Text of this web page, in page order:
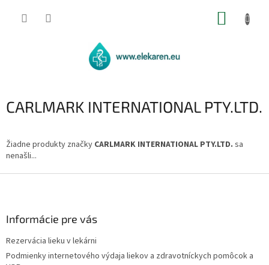
CARLMARK INTERNATIONAL PTY.LTD.
Žiadne produkty značky CARLMARK INTERNATIONAL PTY.LTD. sa
nenašli...
Informácie pre vás
Rezervácia lieku v lekárni
Podmienky internetového výdaja liekov a zdravotníckych pomôcok a